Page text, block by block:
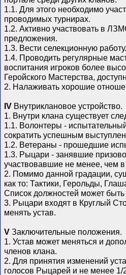
1.1. Для этого необходимо
проводимых турнирах.
1.2. Активно участвовать в
предложения.
1.3. Вести селекционную работу.
1.4. Проводить регулярные
воспитания игроков более
Геройского Мастерства,
2. Налаживать хорошие
IV Внутриклановое устройство.
1. Внутри клана существует
1.1. Волонтеры -
сократить успешным
1.2. Ветераны - прошедшие
1.3. Рыцари - занявшие
участвовавшие не менее, чем в
2. Помимо данной градации,
как то: Тактики, Герольды,
Список должностей может быть
3. Рыцари входят в Круглый
менять устав.
V Заключительные положения.
1. Устав может меняться и
членов клана.
2. Для принятия изменений
голосов Рыцарей и не менее 1/